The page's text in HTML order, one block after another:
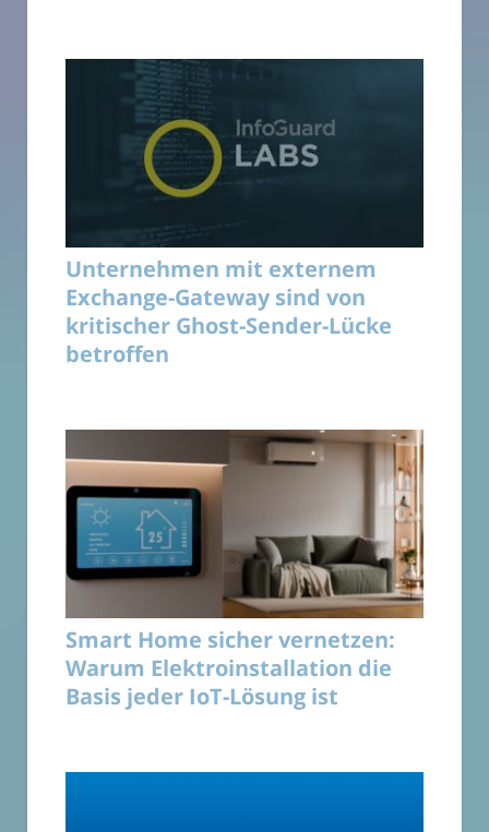
Unternehmen mit externem
Exchange-Gateway sind von
kritischer Ghost-Sender-Lücke
betroffen
Smart Home sicher vernetzen:
Warum Elektroinstallation die
Basis jeder IoT-Lösung ist